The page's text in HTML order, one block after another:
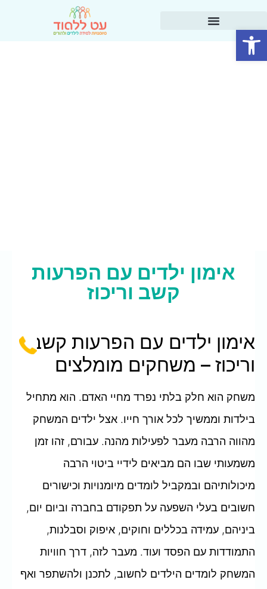
פתח סרגל נגישות
אימון ילדים עם הפרעות
קשב וריכוז
אימון ילדים עם הפרעות קשב
וריכוז – משחקים מומלצים
משחק הוא חלק בלתי נפרד מחיי האדם. הוא מתחיל
בילדות וממשיך לכל אורך חייו. אצל ילדים המשחק
מהווה הרבה מעבר לפעילות מהנה. עבורם, זהו זמן
משמעותי שבו הם מביאים לידיי ביטוי הרבה
מיכולותיהם ובמקביל לומדים מיומנויות וכישורים
חשובים בעלי השפעה על תפקודם בחברה וביום יום,
ביניהם, עמידה בכללים וחוקים, איפוק וסבלנות,
התמודדות עם הפסד ועוד. מעבר לזה, דרך חוויות
המשחק לומדים הילדים לחשוב, לתכנן ולהשתפר ואף